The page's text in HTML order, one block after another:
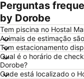
Vialia Estación María
Museo de Artes Marineras de Torre de
El Morche
Distrito Este
Alcazaba
Perguntas
by Dorobe
Tem piscina no Hostal
Animais de estimação
Tem estacionamento
Qual é o horário de
Dorobe?
Onde está localizado o